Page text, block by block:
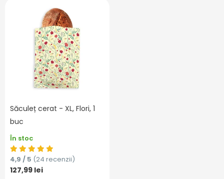
Săculeț cerat - XL, Flori, 1
buc
În stoc
4,9 / 5 (24 recenzii)
127,99 lei